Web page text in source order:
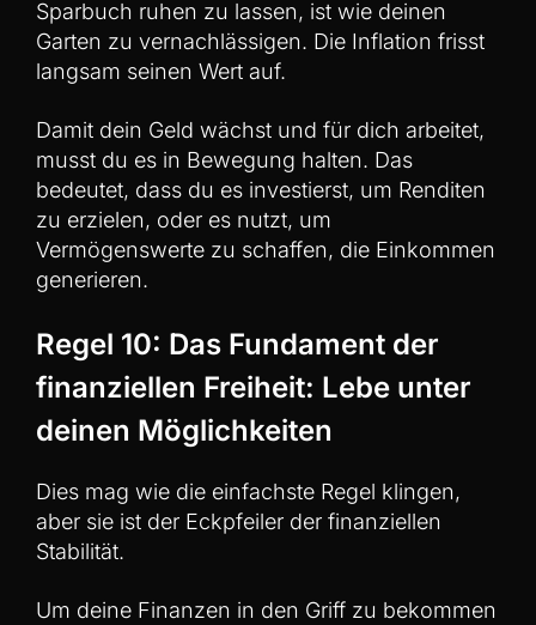
Sparbuch ruhen zu lassen, ist wie deinen
Garten zu vernachlässigen. Die Inflation frisst
langsam seinen Wert auf.
Damit dein Geld wächst und für dich arbeitet,
musst du es in Bewegung halten. Das
bedeutet, dass du es investierst, um Renditen
zu erzielen, oder es nutzt, um
Vermögenswerte zu schaffen, die Einkommen
generieren.
Regel 10: Das Fundament der
finanziellen Freiheit: Lebe unter
deinen Möglichkeiten
Dies mag wie die einfachste Regel klingen,
aber sie ist der Eckpfeiler der finanziellen
Stabilität.
Um deine Finanzen in den Griff zu bekommen